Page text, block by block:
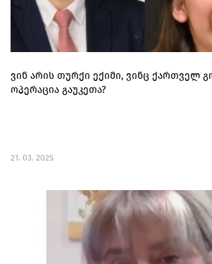
ვინ არის თურქი ექიმი, ვინც ქართველ
ოპერაცია გაუკეთა?
21. 03. 2025